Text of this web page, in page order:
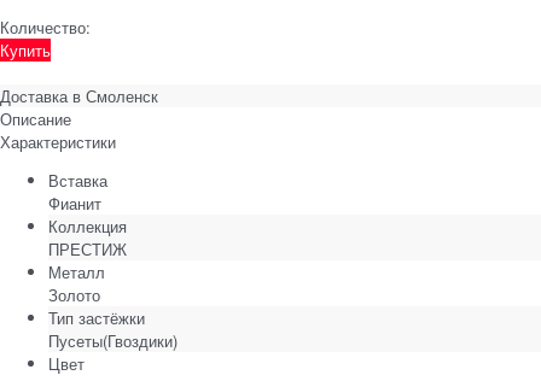
Количество:
Купить
Доставка в Смоленск
Описание
Характеристики
Вставка
Фианит
Коллекция
ПРЕСТИЖ
Металл
Золото
Тип застёжки
Пусеты(Гвоздики)
Цвет